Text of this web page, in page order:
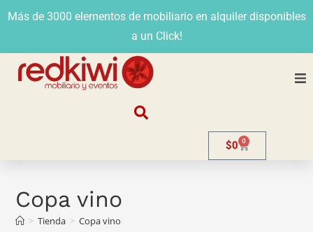
Más de 3000 elementos de mobiliario en alquiler disponibles
a un Click!
$0 0
Copa vino
> Tienda > Copa vino